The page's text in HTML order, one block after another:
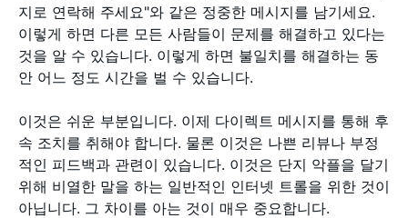
지로 연락해 주세요"와 같은 정중한 메시지를 남기세요.
이렇게 하면 다른 모든 사람들이 문제를 해결하고 있다는
것을 알 수 있습니다. 이렇게 하면 불일치를 해결하는 동
안 어느 정도 시간을 벌 수 있습니다.
이것은 쉬운 부분입니다. 이제 다이렉트 메시지를 통해 후
속 조치를 취해야 합니다. 물론 이것은 나쁜 리뷰나 부정
적인 피드백과 관련이 있습니다. 이것은 단지 악플을 달기
위해 비열한 말을 하는 일반적인 인터넷 트롤을 위한 것이
아닙니다. 그 차이를 아는 것이 매우 중요합니다.